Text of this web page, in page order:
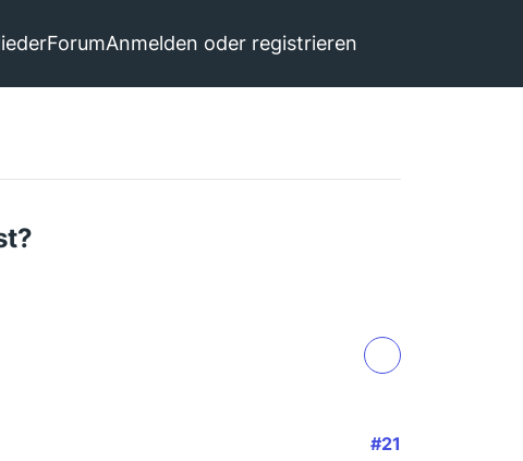
ForumAnmelden oder registrieren
#21